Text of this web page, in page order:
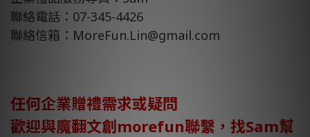
聯絡電話：07-345-4426
聯絡信箱：MoreFun.Lin@gmail.com
任何企業贈禮需求或疑問
歡迎與魔翻文創morefun聯繫，找Sam幫